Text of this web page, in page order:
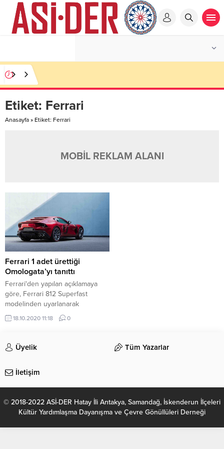
Etiket: Ferrari
Anasayfa » Etiket: Ferrari
MOBİL REKLAM ALANI
Ferrari 1 adet ürettiği
Omologata’yı tanıttı
Ferrari'den yapılan açıklamaya
göre, Ferrari 812 Superfast
modelinden uyarlanarak
geliştirilen ve tek bir müşteri için
tasarlanan otomobil, eşsizliğiyle
18.10.2020 11:18 0
Üyelik Tüm Yazarlar
İletişim
© 2018-2022 ASİ-DER Hatay İli Antakya, Samandağ, İskenderun İlçeleri
Kültür Yardımlaşma Dayanışma ve Çevre Gönüllüleri Derneği